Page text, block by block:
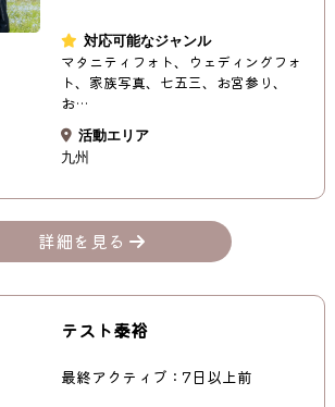
対応可能なジャンル
マタニティフォト、ウェディングフォ
ト、家族写真、七五三、お宮参り、
お…
活動エリア
九州
詳細を見る
テスト泰裕
最終アクティブ：7日以上前